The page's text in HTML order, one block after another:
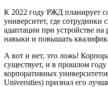
К 2022 году РЖД планирует
университет, где сотрудники
адаптации при устройстве на
навыки и повышать
А вот и нет, это ложь!
существует, и в прошлом
корпоративных
Universities) признал его